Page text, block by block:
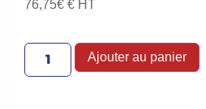
76,75€ € HT
Ajouter au panier